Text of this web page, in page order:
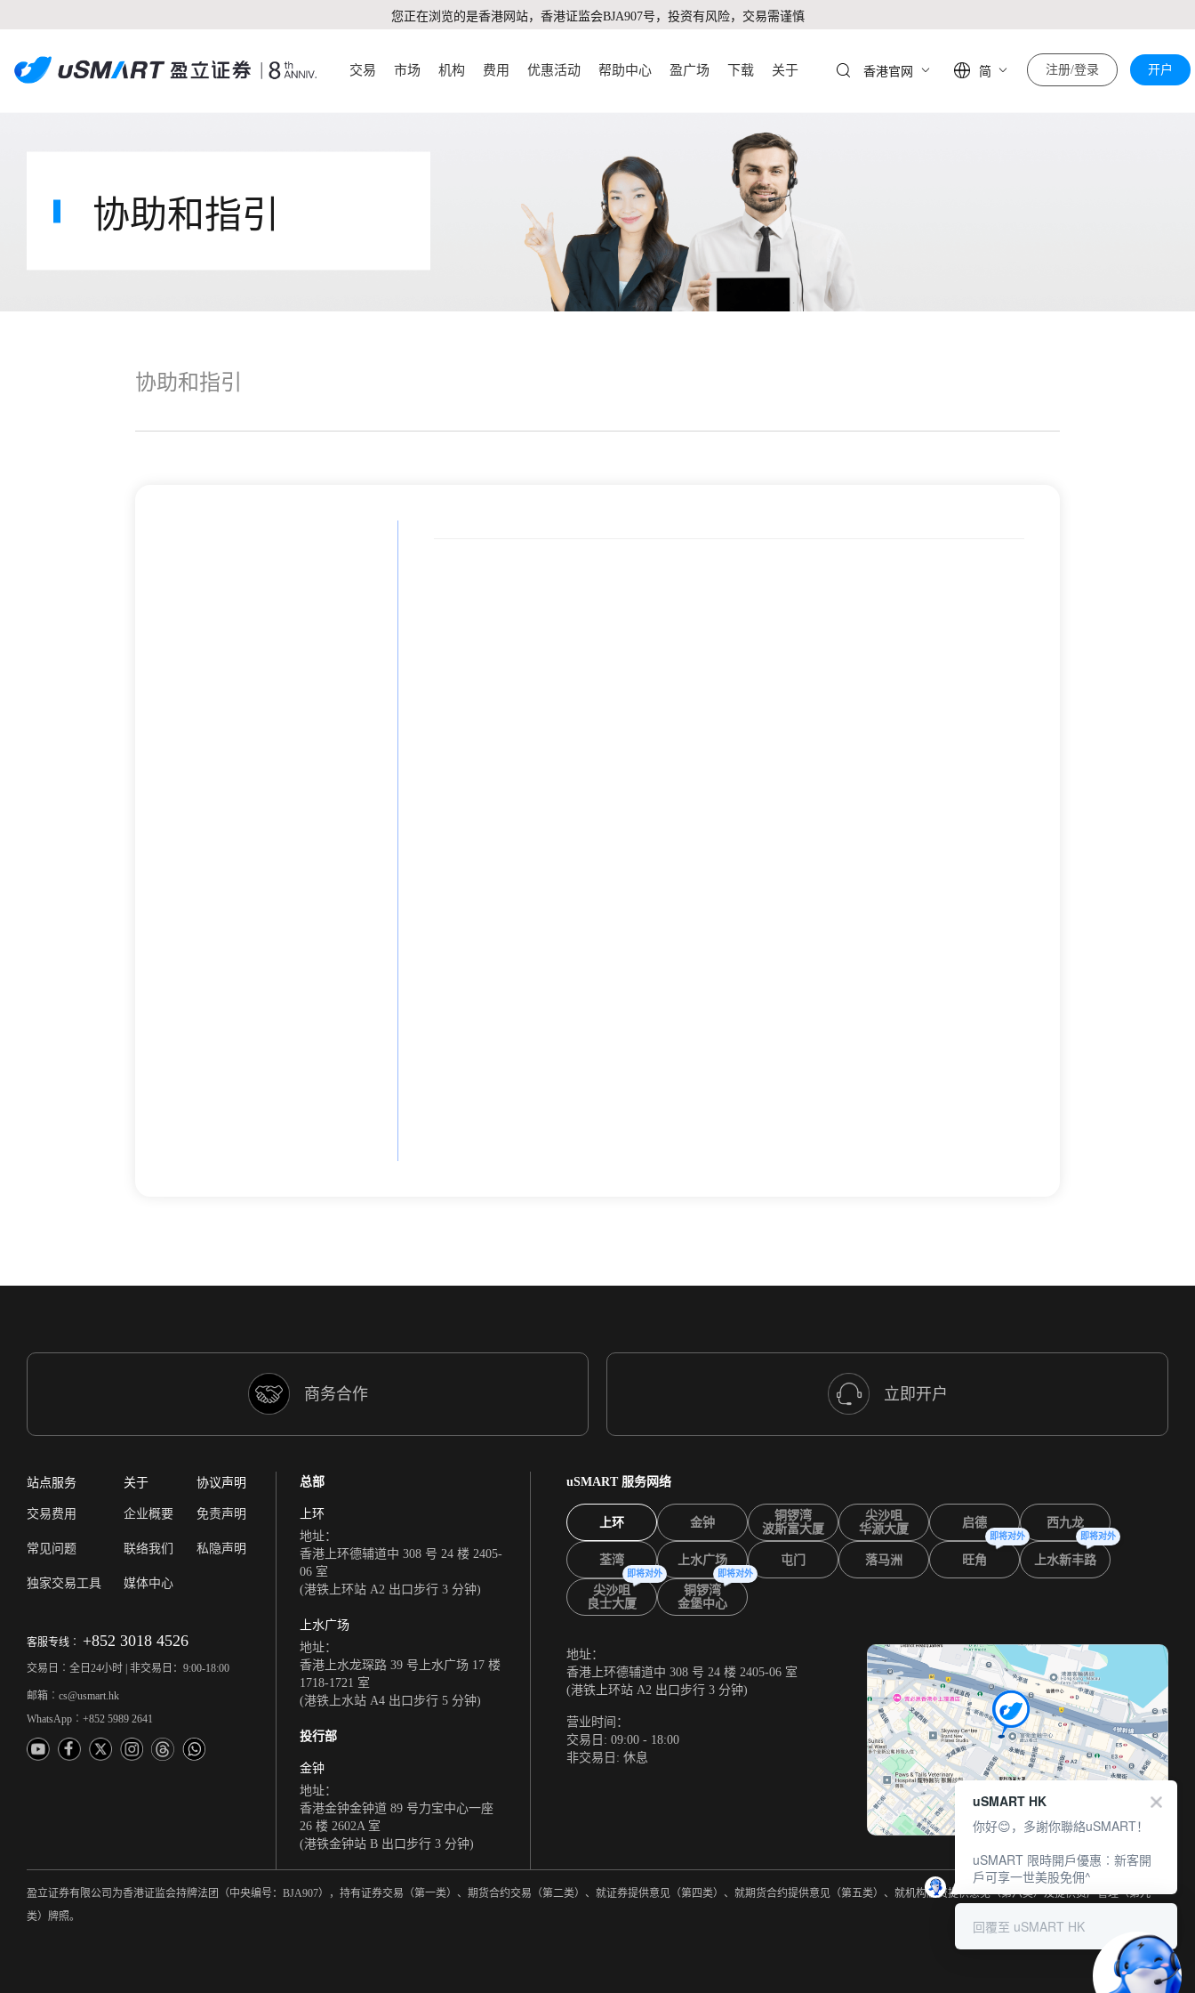
您正在浏览的是香港网站，香港证监会BJA907号，投资有风险，交易需谨慎
交易 市场 机构 费用 优惠活动 帮助中心 盈广场 下载 关于 香港官网 简 注册/登录 开户
协助和指引
协助和指引
商务合作 立即开户
站点服务
交易费用
常见问题
独家交易工具
关于
企业概要
联络我们
媒体中心
协议声明
免责声明
私隐声明
客服专线︰ +852 3018 4526
交易日︰全日24小时 | 非交易日：9:00-18:00
邮箱︰cs@usmart.hk
WhatsApp︰+852 5989 2641
总部
上环
地址：
香港上环德辅道中 308 号 24 楼 2405-
06 室
(港铁上环站 A2 出口步行 3 分钟)
上水广场
地址：
香港上水龙琛路 39 号上水广场 17 楼
1718-1721 室
(港铁上水站 A4 出口步行 5 分钟)
投行部
金钟
地址：
香港金钟金钟道 89 号力宝中心一座
26 楼 2602A 室
(港铁金钟站 B 出口步行 3 分钟)
uSMART 服务网络
上环 金钟
铜锣湾
波斯富大厦
尖沙咀
华源大厦
启德 西九龙
荃湾 上水广场 屯门 落马洲 旺角
即将对外
上水新丰路
即将对外
尖沙咀
良士大厦
即将对外
铜锣湾
金堡中心
即将对外
地址：
香港上环德辅道中 308 号 24 楼 2405-06 室
(港铁上环站 A2 出口步行 3 分钟)
营业时间：
交易日: 09:00 - 18:00
非交易日: 休息
盈立证券有限公司为香港证监会持牌法团（中央编号：BJA907），持有证券交易（第一类）、期货合约交易（第二类）、就证券提供意见（第四类）、就期货合约提供意见（第五类）、就机构融资提供意见（第六类）及提供资产管理（第九
类）牌照。
uSMART HK
你好😊，多謝你聯絡uSMART！
uSMART 限時開戶優惠︰新客開
戶可享一世美股免佣^
回覆至 uSMART HK